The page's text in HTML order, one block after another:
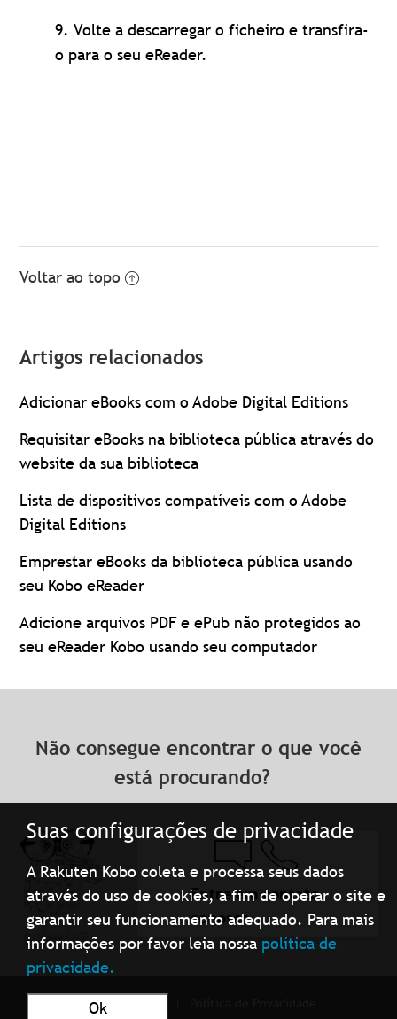
Suas configurações de privacidade
A Rakuten Kobo coleta e processa seus dados
através do uso de cookies, a fim de operar o site e
garantir seu funcionamento adequado. Para mais
informações por favor leia nossa política de
privacidade.
Ok
9. Volte a descarregar o ficheiro e transfira-
o para o seu eReader.
Voltar ao topo
Artigos relacionados
Adicionar eBooks com o Adobe Digital Editions
Requisitar eBooks na biblioteca pública através do
website da sua biblioteca
Lista de dispositivos compatíveis com o Adobe
Digital Editions
Emprestar eBooks da biblioteca pública usando
seu Kobo eReader
Adicione arquivos PDF e ePub não protegidos ao
seu eReader Kobo usando seu computador
Não consegue encontrar o que você
está procurando?
Entre em contato
conosco
Condições de uso